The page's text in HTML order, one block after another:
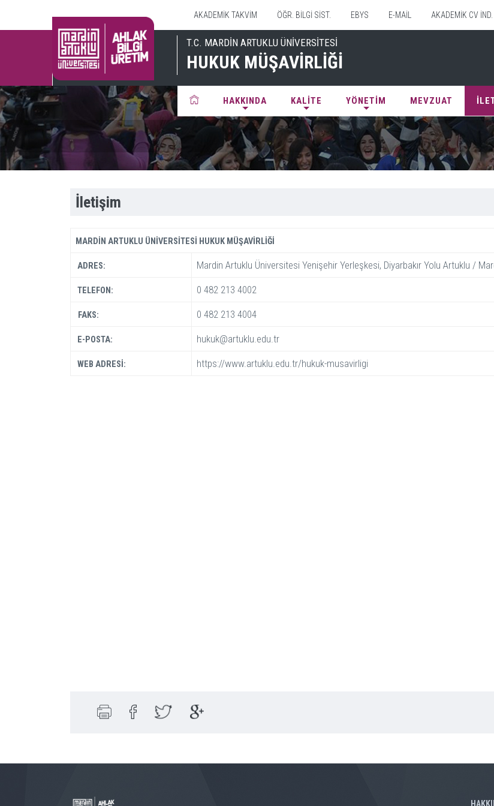
AKADEMİK TAKVİM ÖĞR. BİLGİ SİST. EBYS E-MAİL AKADEMİK CV İND.
T.C. MARDİN ARTUKLU ÜNİVERSİTESİ
HUKUK MÜŞAVİRLİĞİ
HAKKINDA KALİTE YÖNETİM MEVZUAT
İletişim
MARDİN ARTUKLU ÜNİVERSİTESİ HUKUK MÜŞAVİRLİĞİ
ADRES: Mardin Artuklu Üniversitesi Yenişehir Yerleşkesi, Diyarbakır Yolu Artuklu /
TELEFON: 0 482 213 4002
FAKS: 0 482 213 4004
E-POSTA: hukuk@artuklu.edu.tr
WEB ADRESİ: https://www.artuklu.edu.tr/hukuk-musavirligi